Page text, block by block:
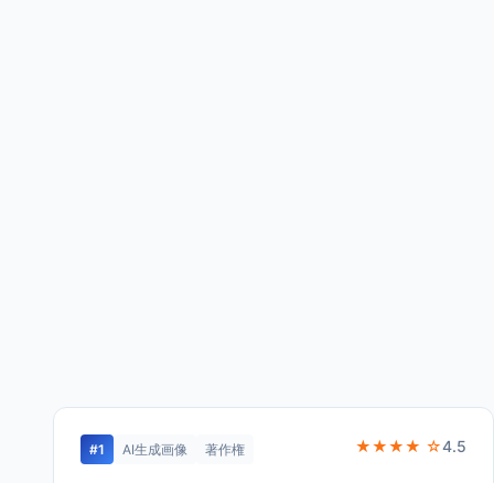
#1 AI生成画像 著作権 ★★★★ ☆4.5